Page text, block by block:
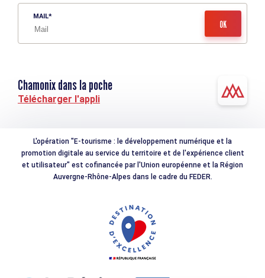
MAIL
Chamonix dans la poche
Télécharger l'appli
L'opération "E-tourisme : le développement numérique et la
promotion digitale au service du territoire et de l'expérience client
et utilisateur" est cofinancée par l'Union européenne et la Région
Auvergne-Rhône-Alpes dans le cadre du FEDER.